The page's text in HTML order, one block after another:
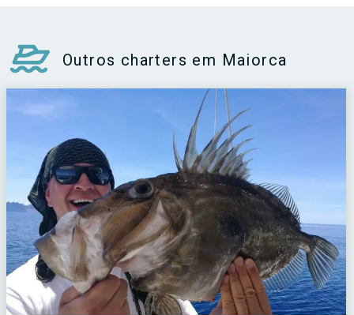
Outros charters em Maiorca